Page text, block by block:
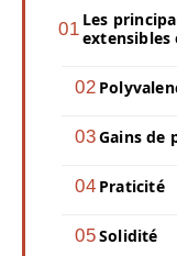
Les
extensibles
Gains de
Praticité
Solidité